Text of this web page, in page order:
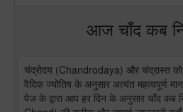
आज चाँद कब
चंद्रोदय (Chandrodaya) और चंद्रास्त को
वैदिक ज्योतिष के अनुसार अत्यंत महत्वपूर्ण
पेज के द्वारा आप हर दिन के अनुसार चाँद